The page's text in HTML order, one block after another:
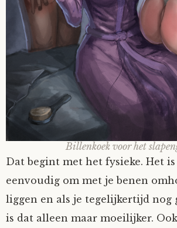
Fioontje
Gralin
Henricus
Jack
Juliette Stark
Kersje
Billenkoek voor het
Dat begint met het fysieke. Het
eenvoudig om met je benen
liggen en als je tegelijkertijd nog
is dat alleen maar moeilijker.